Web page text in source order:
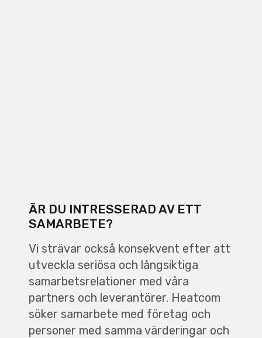
ÄR DU INTRESSERAD AV ETT
SAMARBETE?
Vi strävar också konsekvent efter att
utveckla seriösa och långsiktiga
samarbetsrelationer med våra
partners och leverantörer. Heatcom
söker samarbete med företag och
personer med samma värderingar och